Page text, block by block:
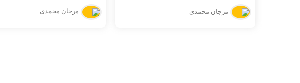
مرجان محمدی مرجان محمدی